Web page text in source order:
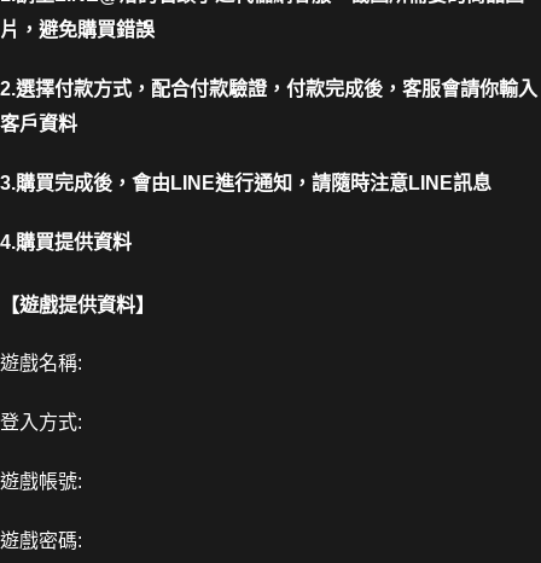
片，避免購買錯誤
2.選擇付款方式，配合付款驗證，付款完成後，客服會請你輸入
客戶資料
3.購買完成後，會由LINE進行通知，請隨時注意LINE訊息
4.購買提供資料
【遊戲提供資料】
遊戲名稱:
登入方式:
遊戲帳號:
遊戲密碼: